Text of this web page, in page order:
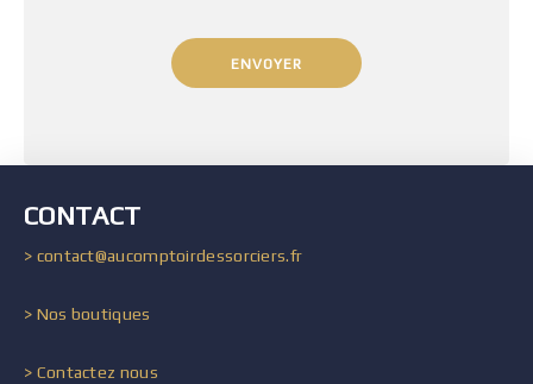
CONTACT
> contact@aucomptoirdessorciers.fr
> Nos boutiques
> Contactez nous